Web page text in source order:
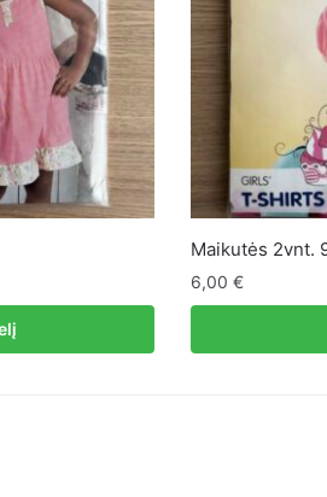
Maikutės 2vnt.
6,00 €